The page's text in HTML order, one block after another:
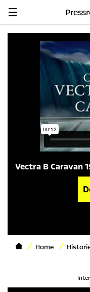
Navigation
Vectra B Caravan
Home